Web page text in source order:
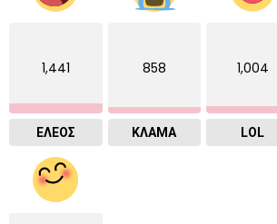
1,441
ΕΛΕΟΣ
858
ΚΛΑΜΑ
1,004
LOL